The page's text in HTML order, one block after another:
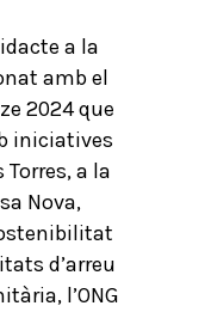
a la
amb el
2024 que
iniciatives
a la
Nova,
d’arreu
l’ONG